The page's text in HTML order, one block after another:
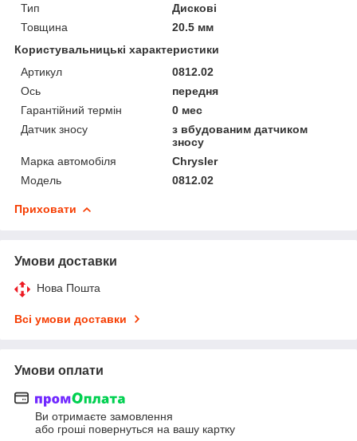
Тип
Дискові
Товщина
20.5 мм
Користувальницькі характеристики
Артикул
0812.02
Ось
передня
Гарантійний термін
0 мес
Датчик зносу
з вбудованим датчиком
зносу
Марка автомобіля
Chrysler
Мoдель
0812.02
Приховати
Умови доставки
Нова Пошта
Всі умови доставки
Умови оплати
Ви отримаєте замовлення
або гроші повернуться на вашу картку